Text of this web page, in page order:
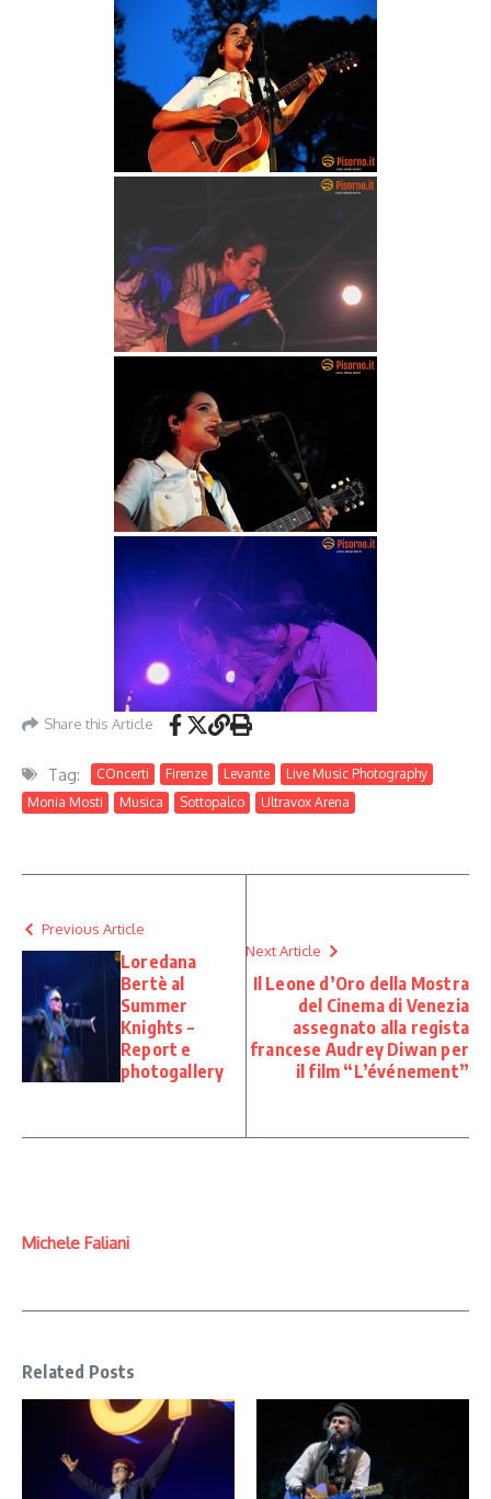
Share this Article
Tag: COncerti Firenze Levante
Live Music Photography
Monia Mosti
Musica Sottopalco Ultravox Arena
Previous Article
Loredana
Bertè al
Summer
Knights –
Report e
photogallery
Next Article
Il Leone d’Oro della Mostra
del Cinema di Venezia
assegnato alla regista
francese Audrey Diwan per
il film “L’événement”
Michele Faliani
Related Posts